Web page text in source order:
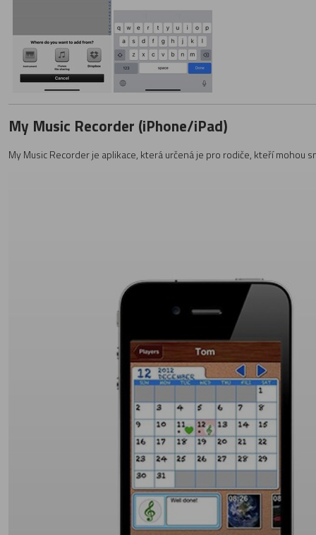
My Music Recorder (iPhone/iPad)
My Music Recorder je aplikace, která určená je pro rodiče, kteří